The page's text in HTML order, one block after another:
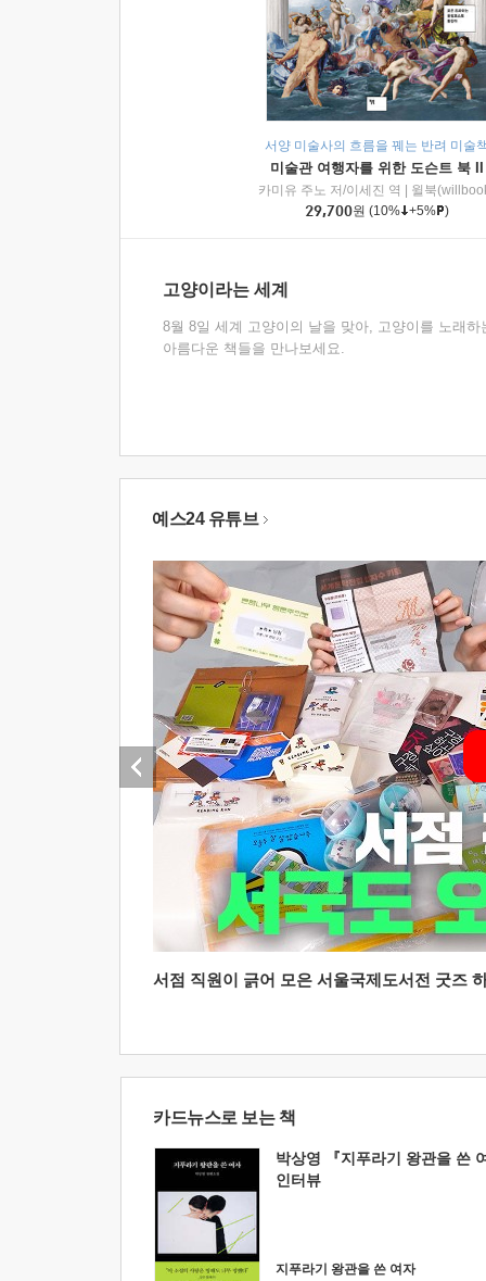
서양 미술사의 흐름을 꿰는 반려 미술
미술관 여행자를 위한 도슨트 북 II
카미유 주노 저/이세진 역
윌북
29,700원 (10% +5% )
고양이라는 세계
8월 8일 세계 고양이의 날을 맞아, 고양이를 노래하
아름다운 책들을 만나보세요.
예스24 유튜브
서점 직원이 긁어 모은 서울국제도서전 굿즈
카드뉴스로 보는 책
박상영 『지푸라기 왕관을 쓴
인터뷰
지푸라기 왕관을 쓴 여자